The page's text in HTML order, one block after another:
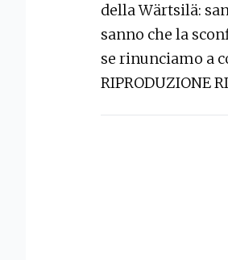
della Wärtsilä:
sanno che la
se rinunciamo a
RIPRODUZIONE